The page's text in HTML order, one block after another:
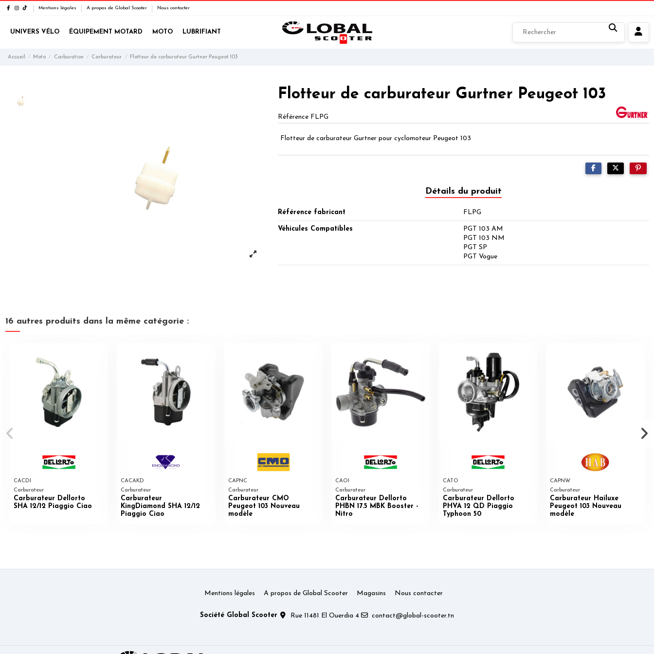
Mentions légales A propos de Global Scooter Nous contacter
UNIVERS VÉLO ÉQUIPEMENT MOTARD MOTO LUBRIFIANT
Accueil Moto Carburation Carburateur Flotteur de carburateur Gurtner Peugeot 103
Flotteur de carburateur Gurtner Peugeot 103
Référence FLPG
Flotteur de carburateur Gurtner pour cyclomoteur Peugeot 103
Détails du produit
Référence fabricant FLPG
Véhicules Compatibles
PGT 103 AM
PGT 103 NM
PGT SP
PGT Vogue
16 autres produits dans la même catégorie :
CACDI
Carburateur
Carburateur Dellorto
SHA 12/12 Piaggio Ciao
CACAKD
Carburateur
Carburateur
KingDiamond SHA 12/12
Piaggio Ciao
CAPNC
Carburateur
Carburateur CMO
Peugeot 103 Nouveau
modèle
CAOI
Carburateur
Carburateur Dellorto
PHBN 17.5 MBK Booster -
Nitro
CATO
Carburateur
Carburateur Dellorto
PHVA 12 QD Piaggio
Typhoon 50
CAPNW
Carburateur
Carburateur Hailuxe
Peugeot 103 Nouveau
modèle
Mentions légales A propos de Global Scooter Magasins Nous contacter
Société Global Scooter Rue 11481 El Ouerdia 4 contact@global-scooter.tn